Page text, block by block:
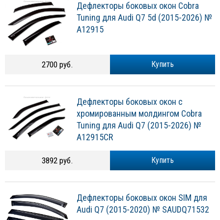
Дефлекторы боковых окон Cobra
Tuning для Audi Q7 5d (2015-2026) №
A12915
Купить
2700 руб.
Дефлекторы боковых окон с
хромированным молдингом Cobra
Tuning для Audi Q7 (2015-2026) №
A12915CR
Купить
3892 руб.
Дефлекторы боковых окон SIM для
Audi Q7 (2015-2020) № SAUDQ71532